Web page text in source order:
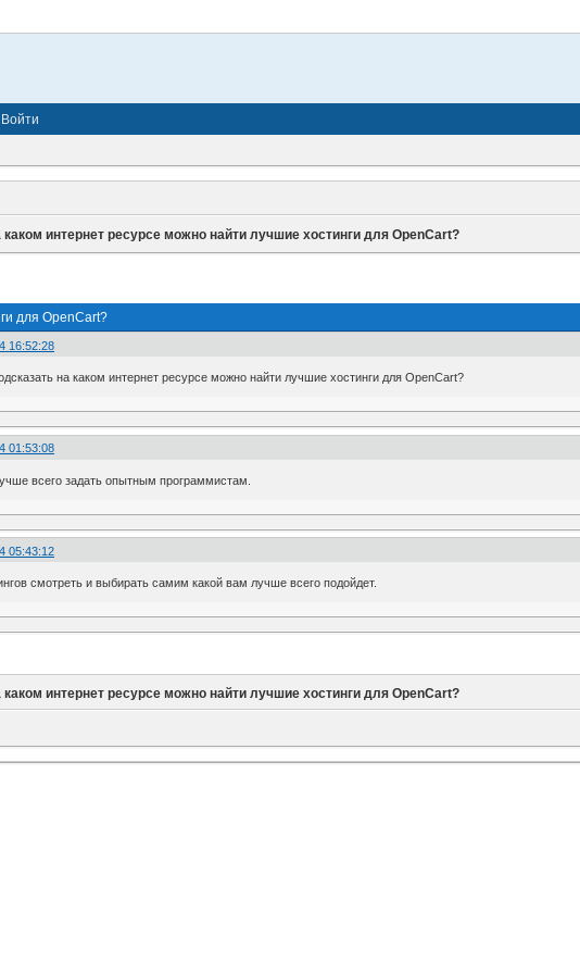
Войти
каком интернет ресурсе можно найти лучшие хостинги для OpenCart?
для OpenCart?
16:52:28
на каком интернет ресурсе можно найти лучшие хостинги для OpenCart?
01:53:08
всего задать опытным программистам.
05:43:12
смотреть и выбирать самим какой вам лучше всего подойдет.
каком интернет ресурсе можно найти лучшие хостинги для OpenCart?